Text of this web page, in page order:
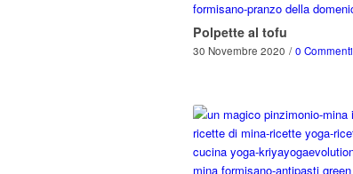
Polpette al tofu
30 Novembre 2020 / 0 Commenti